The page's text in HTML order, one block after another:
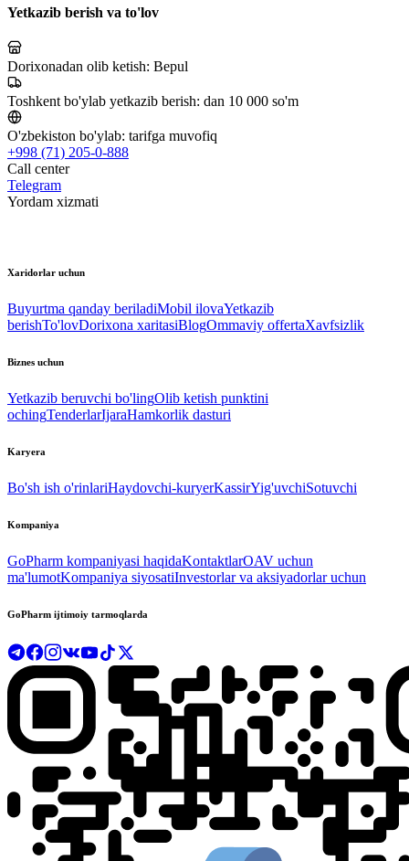
Yetkazib berish va to'lov
Dorixonadan olib ketish: Bepul
Toshkent bo'ylab yetkazib berish: dan 10 000 so'm
O'zbekiston bo'ylab: tarifga muvofiq
+998 (71) 205-0-888
Call center
Telegram
Yordam xizmati
Xaridorlar uchun
Buyurtma qanday beriladiMobil ilovaYetkazib
berishTo'lovDorixona xaritasiBlogOmmaviy offertaXavfsizlik
Biznes uchun
Yetkazib beruvchi bo'lingOlib ketish punktini
ochingTenderlarIjaraHamkorlik dasturi
Karyera
Bo'sh ish o'rinlariHaydovchi-kuryerKassirYig'uvchiSotuvchi
Kompaniya
GoPharm kompaniyasi haqidaKontaktlarOAV uchun
ma'lumotKompaniya siyosatiInvestorlar va aksiyadorlar uchun
GoPharm ijtimoiy tarmoqlarda